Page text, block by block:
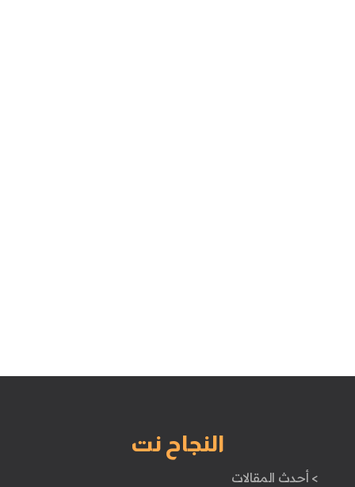
النجاح نت
> أحدث المقالات